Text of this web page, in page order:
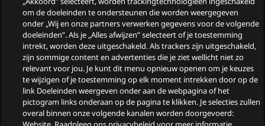
Wie zijn de gasten van
Zomergasten?
Woeste Grond
om de doeleinden te ondersteunen die worden weergegeven
onder „Wij en onze partners verwerken gegevens voor de volgende
doeleinden”. Als je „Alles afwijzen” selecteert of je toestemming
intrekt, worden deze uitgeschakeld. Als trackers zijn uitgeschakeld,
zijn sommige content en advertenties die je ziet wellicht niet zo
relevant voor jou. Je kunt dit menu opnieuw openen om je keuzes
te wijzigen of je toestemming op elk moment intrekken door op de
link Doeleinden weergeven onder aan de webpagina of het
pictogram links onderaan op de pagina te klikken. Je selecties zullen
overal binnen onze volgende kanalen worden doorgevoerd: